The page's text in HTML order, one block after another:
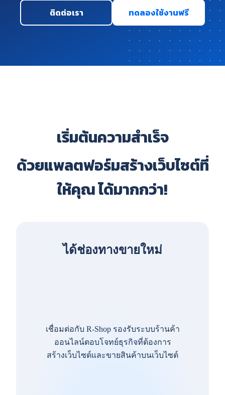
ติดต่อเรา ทดลองใช้งานฟรี
เริ่มต้นความสำเร็จ
ด้วยแพลตฟอร์มสร้างเว็บไซต์ที่
ให้คุณ ได้มากกว่า!
ได้ช่องทางขายใหม่
เชื่อมต่อกับ R-Shop รองรับระบบร้านค้า
ออนไลน์ตอบโจทย์ธุรกิจที่ต้องการ
สร้างเว็บไซต์และขายสินค้าบนเว็บไซต์